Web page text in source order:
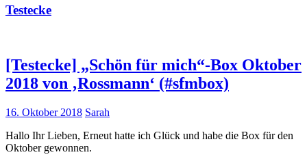
Testecke
[Testecke] „Schön für mich“-Box Oktober
2018 von ‚Rossmann‘ (#sfmbox)
16. Oktober 2018 Sarah
Hallo Ihr Lieben, Erneut hatte ich Glück und habe die Box für den
Oktober gewonnen.